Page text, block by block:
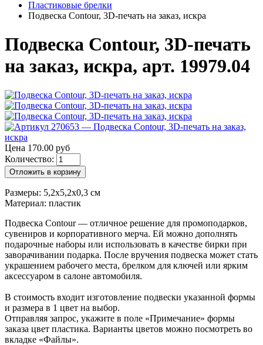
Пластиковые брелки
Подвеска Contour, 3D-печать на заказ, искра
Подвеска Contour, 3D-печать
на заказ, искра, арт. 19979.04
Цена 170.00 руб
Количество:
Отложить в корзину
Размеры: 5,2х5,2х0,3 см
Материал: пластик
Подвеска Contour — отличное решение для промоподарков,
сувениров и корпоративного мерча. Ей можно дополнять
подарочные наборы или использовать в качестве бирки при
заворачивании подарка. После вручения подвеска может стать
украшением рабочего места, брелком для ключей или ярким
аксессуаром в салоне автомобиля.
В стоимость входит изготовление подвески указанной формы
и размера в 1 цвет на выбор.
Отправляя запрос, укажите в поле «Примечание» формы
заказа цвет пластика. Варианты цветов можно посмотреть во
вкладке «Файлы».